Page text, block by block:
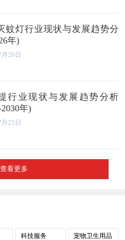
蚊灯行业现状与发展趋势分
年)
26日
行业现状与发展趋势分析
年)
25日
查看更多
科技服务 宠物卫生用品